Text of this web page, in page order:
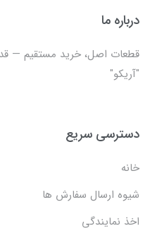
درباره ما
قطعات اصل، خرید مستقیم —
"آریکو"
دسترسی سریع
خانه
شیوه ارسال سفارش ها
اخذ نمایندگی